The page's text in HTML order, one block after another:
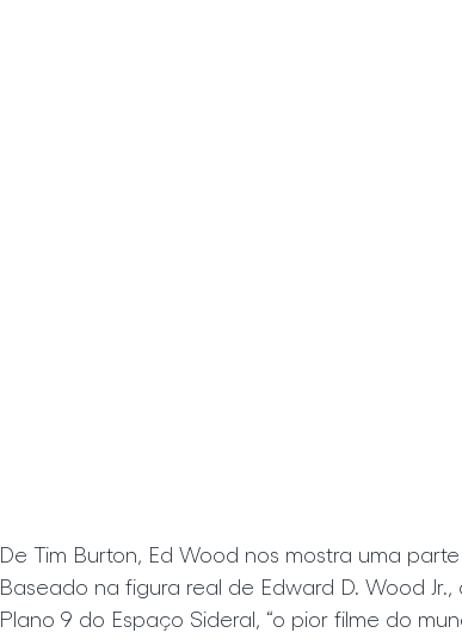
De Tim Burton, Ed Wood nos mostra uma parte
Baseado na figura real de Edward D. Wood
Plano 9 do Espaço Sideral, “o pior filme do